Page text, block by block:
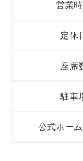
営業
定休
座席
駐車
公式ホー